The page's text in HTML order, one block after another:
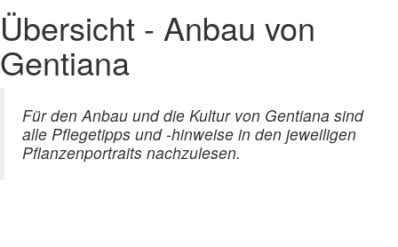
Übersicht - Anbau von
Gentiana
Für den Anbau und die Kultur von Gentiana sind
alle Pflegetipps und -hinweise in den jeweiligen
Pflanzenportraits nachzulesen.